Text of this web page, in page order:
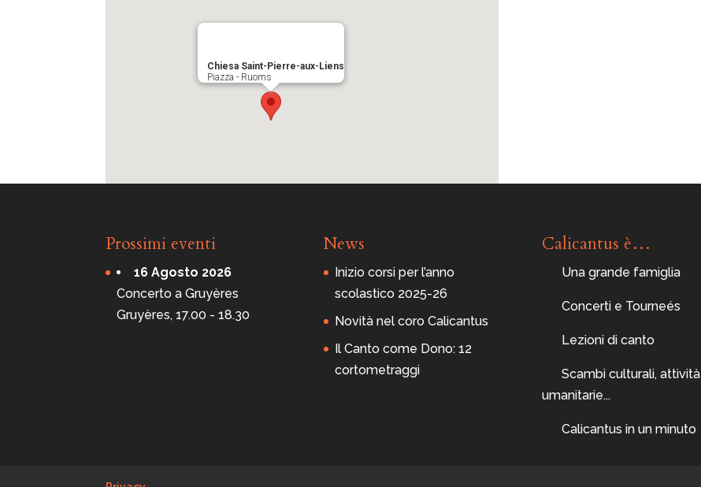
Chiesa Saint-Pierre-aux-Liens
Piazza - Ruoms
Prossimi eventi
16 Agosto 2026
Concerto a Gruyères
Gruyères, 17.00 - 18.30
News
Inizio corsi per l’anno
scolastico 2025-26
Novità nel coro Calicantus
Il Canto come Dono: 12
cortometraggi
Calicantus è…
Una grande famiglia
Concerti e Tourneés
Lezioni di canto
Scambi culturali, attività
umanitarie...
Calicantus in un minuto